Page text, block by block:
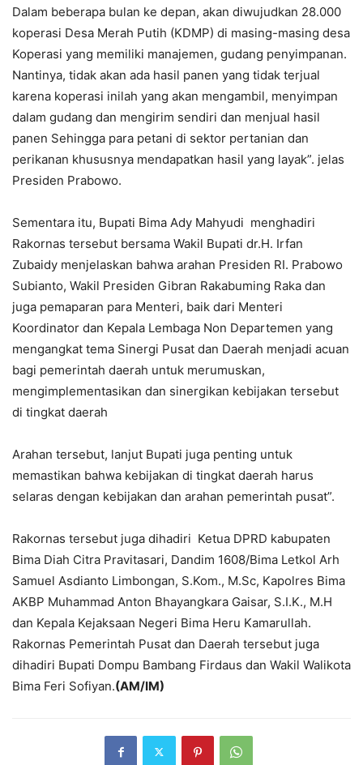
Dalam beberapa bulan ke depan, akan diwujudkan 28.000
koperasi Desa Merah Putih (KDMP) di masing-masing desa
Koperasi yang memiliki manajemen, gudang penyimpanan.
Nantinya, tidak akan ada hasil panen yang tidak terjual
karena koperasi inilah yang akan mengambil, menyimpan
dalam gudang dan mengirim sendiri dan menjual hasil
panen Sehingga para petani di sektor pertanian dan
perikanan khususnya mendapatkan hasil yang layak”. jelas
Presiden Prabowo.
Sementara itu, Bupati Bima Ady Mahyudi menghadiri
Rakornas tersebut bersama Wakil Bupati dr.H. Irfan
Zubaidy menjelaskan bahwa arahan Presiden RI. Prabowo
Subianto, Wakil Presiden Gibran Rakabuming Raka dan
juga pemaparan para Menteri, baik dari Menteri
Koordinator dan Kepala Lembaga Non Departemen yang
mengangkat tema Sinergi Pusat dan Daerah menjadi acuan
bagi pemerintah daerah untuk merumuskan,
mengimplementasikan dan sinergikan kebijakan tersebut
di tingkat daerah
Arahan tersebut, lanjut Bupati juga penting untuk
memastikan bahwa kebijakan di tingkat daerah harus
selaras dengan kebijakan dan arahan pemerintah pusat”.
Rakornas tersebut juga dihadiri Ketua DPRD kabupaten
Bima Diah Citra Pravitasari, Dandim 1608/Bima Letkol Arh
Samuel Asdianto Limbongan, S.Kom., M.Sc, Kapolres Bima
AKBP Muhammad Anton Bhayangkara Gaisar, S.I.K., M.H
dan Kepala Kejaksaan Negeri Bima Heru Kamarullah.
Rakornas Pemerintah Pusat dan Daerah tersebut juga
dihadiri Bupati Dompu Bambang Firdaus dan Wakil Walikota
Bima Feri Sofiyan.(AM/IM)